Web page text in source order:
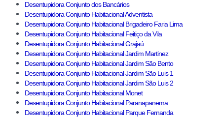
Desentupidora Conjunto dos Bancários
Desentupidora Conjunto Habitacional Adventista
Desentupidora Conjunto Habitacional Brigadeiro Faria Lima
Desentupidora Conjunto Habitacional Feitiço da Vila
Desentupidora Conjunto Habitacional Grajaú
Desentupidora Conjunto Habitacional Jardim Martinez
Desentupidora Conjunto Habitacional Jardim São Bento
Desentupidora Conjunto Habitacional Jardim São Luis 1
Desentupidora Conjunto Habitacional Jardim São Luis 2
Desentupidora Conjunto Habitacional Monet
Desentupidora Conjunto Habitacional Paranapanema
Desentupidora Conjunto Habitacional Parque Fernanda